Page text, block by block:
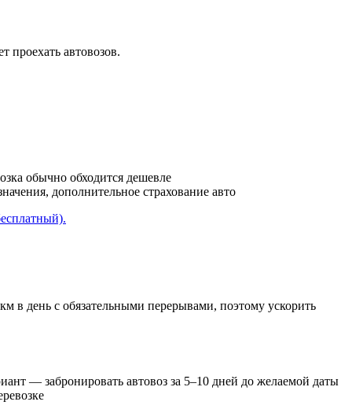
проехать автовозов.
обычно обходится дешевле
дополнительное страхование авто
в день с обязательными перерывами, поэтому ускорить
— забронировать автовоз за 5–10 дней до желаемой даты